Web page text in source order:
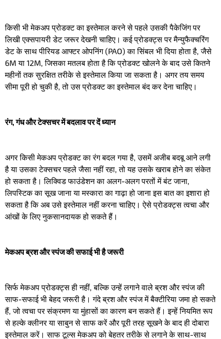
किसी भी मेकअप प्रोडक्ट का इस्तेमाल करने से पहले उसकी पैकेजिंग पर
लिखी एक्सपायरी डेट जरूर देखनी चाहिए। कई प्रोडक्ट्स पर मैन्युफैक्चरिंग
डेट के साथ पीरियड आफ्टर ओपनिंग (PAO) का सिंबल भी दिया होता है, जैसे
6M या 12M, जिसका मतलब होता है कि प्रोडक्ट खोलने के बाद उसे कितने
महीनों तक सुरक्षित तरीके से इस्तेमाल किया जा सकता है। अगर तय समय
सीमा पूरी हो चुकी है, तो उस प्रोडक्ट का इस्तेमाल बंद कर देना चाहिए।
रंग, गंध और टेक्सचर में बदलाव पर दें ध्यान
अगर किसी मेकअप प्रोडक्ट का रंग बदल गया है, उसमें अजीब बदबू आने लगी
है या उसका टेक्सचर पहले जैसा नहीं रहा, तो यह उसके खराब होने का संकेत
हो सकता है। लिक्विड फाउंडेशन का अलग-अलग परतों में बंट जाना,
लिपस्टिक का सूख जाना या मस्कारा का गाढ़ा हो जाना इस बात का इशारा हो
सकता है कि अब उसे इस्तेमाल नहीं करना चाहिए। ऐसे प्रोडक्ट्स त्वचा और
आंखों के लिए नुकसानदायक हो सकते हैं।
मेकअप ब्रश और स्पंज की सफाई भी है जरूरी
सिर्फ मेकअप प्रोडक्ट्स ही नहीं, बल्कि उन्हें लगाने वाले ब्रश और स्पंज की
साफ-सफाई भी बेहद जरूरी है। गंदे ब्रश और स्पंज में बैक्टीरिया जमा हो सकते
हैं, जो त्वचा पर संक्रमण या मुंहासों का कारण बन सकते हैं। इन्हें नियमित रूप
से हल्के क्लीनर या साबुन से साफ करें और पूरी तरह सूखने के बाद ही दोबारा
इस्तेमाल करें। साफ टूल्स मेकअप को बेहतर तरीके से लगाने के साथ-साथ